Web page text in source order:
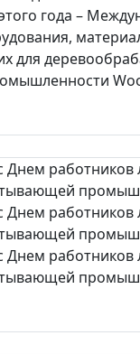
года –
для
Днем работников
Днем работников
Днем работников